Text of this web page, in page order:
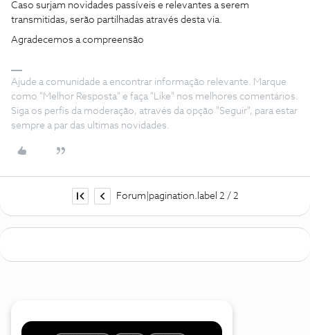
Caso surjam novidades passíveis e relevantes a serem
transmitidas, serão partilhadas através desta via.
Agradecemos a compreensão
Ajude a comunidade a encontrar informação relevante. Marque
como "Melhor Resposta" e faça "Like" nos melhores comentários.
Siga os perfis da moderação, através da opção "Seguir", para estar
sempre a par das ultimas novidades.
Forum|pagination.label 2 / 2